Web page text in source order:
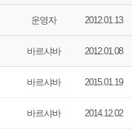
운영자 2012.01.13
바르샤바 2012.01.08
바르샤바 2015.01.19
바르샤바 2014.12.02